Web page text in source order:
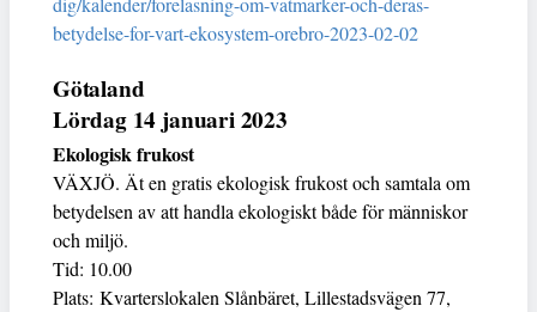
betydelse-for-vart-ekosystem-orebro-2023-02-02
Götaland
Lördag 14 januari 2023
Ekologisk frukost
VÄXJÖ. Ät en gratis ekologisk frukost och samtala om
betydelsen av att handla ekologiskt både för människor
och miljö.
Tid: 10.00
Plats: Kvarterslokalen Slånbäret, Lillestadsvägen 77,